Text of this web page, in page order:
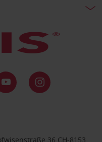
36 CH-8153